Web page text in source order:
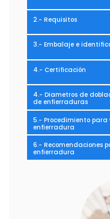
2.- Requisitos
3.- Embalaje e
4.- Certificación
4.- Diametros de
de enfierraduras
5.- Procedimiento para
enfierradura
6.- Recomendaciones
enfierradura